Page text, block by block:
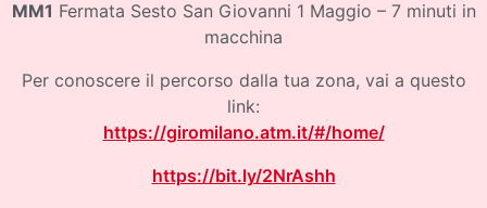
MM1 Fermata Sesto San Giovanni 1 Maggio – 7 minuti in
macchina
Per conoscere il percorso dalla tua zona, vai a questo
link:
https://giromilano.atm.it/#/home/
https://bit.ly/2NrAshh